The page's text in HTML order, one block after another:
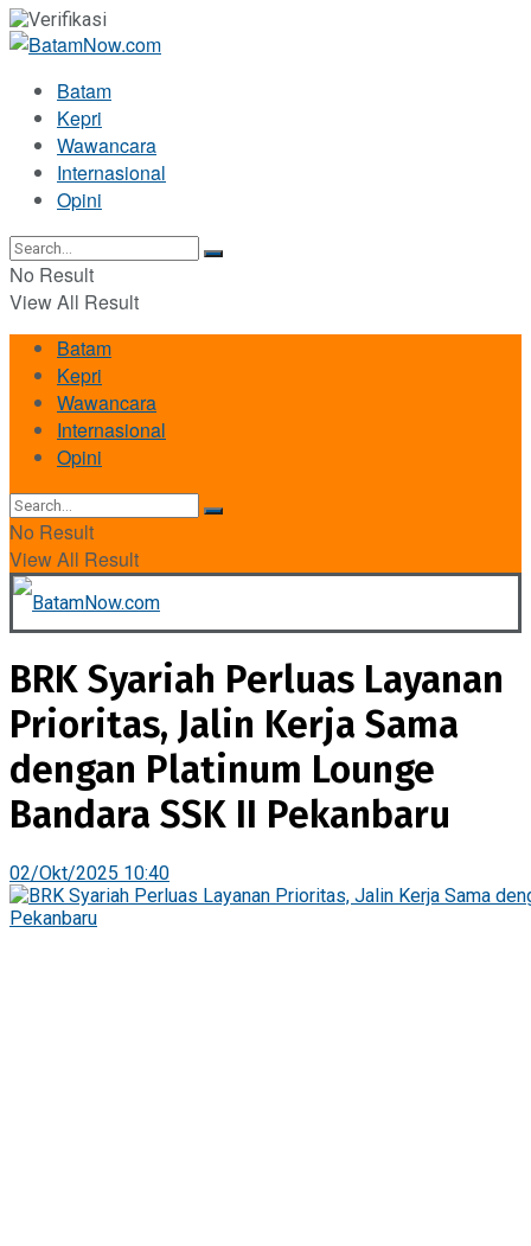
Batam
Kepri
Wawancara
Internasional
Opini
No Result
View All Result
Batam
Kepri
Wawancara
Internasional
Opini
No Result
View All Result
BRK Syariah Perluas Layanan
Prioritas, Jalin Kerja Sama
dengan Platinum Lounge
Bandara SSK II Pekanbaru
02/Okt/2025 10:40